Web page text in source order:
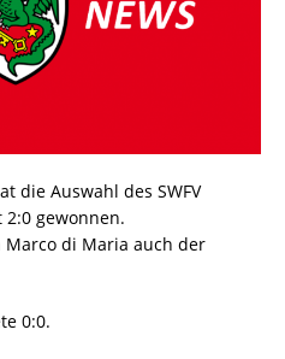
die Auswahl des SWFV
gewonnen.
di Maria auch der
0:0.